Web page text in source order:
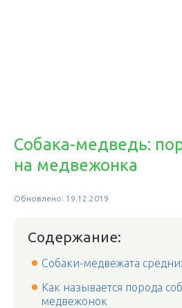
Собака-медведь:
на медвежонка
Обновлено: 19.12.2019
Содержание:
Собаки-медвежата
Как называется порода
медвежонок